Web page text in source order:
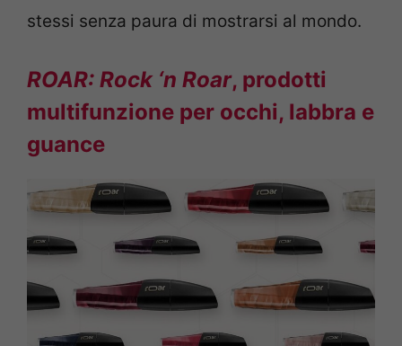
stessi senza paura di mostrarsi al mondo.
ROAR: Rock ‘n Roar, prodotti
multifunzione per occhi, labbra e
guance